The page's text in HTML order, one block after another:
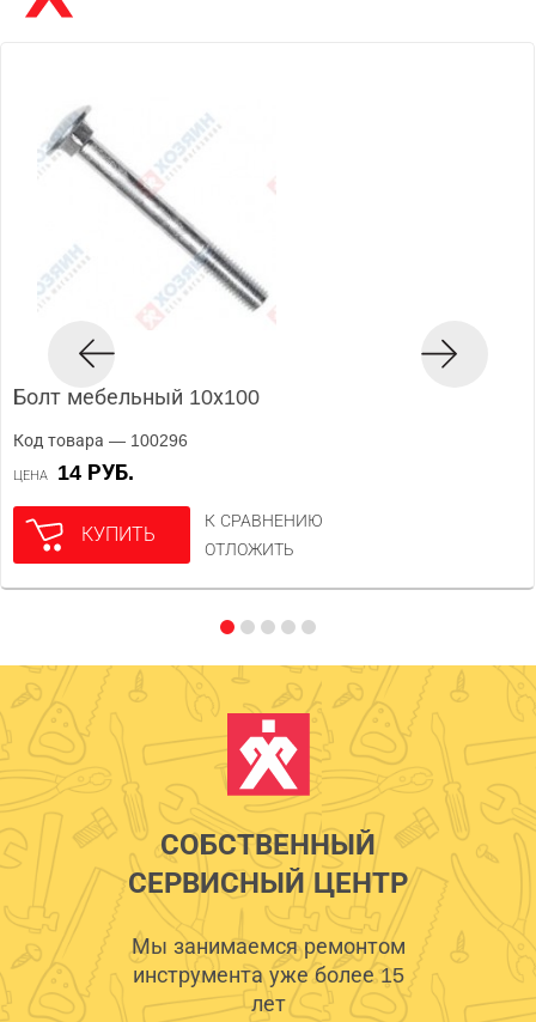
Болт мебельный 10х100
Код товара — 100296
ЦЕНА 14 РУБ.
КУПИТЬ
К СРАВНЕНИЮ
ОТЛОЖИТЬ
СОБСТВЕННЫЙ
СЕРВИСНЫЙ ЦЕНТР
Мы занимаемся ремонтом
инструмента уже более 15
лет